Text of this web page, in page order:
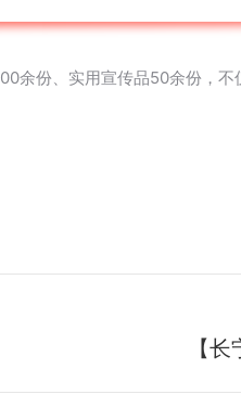
余份、实用宣传品50余份，
【